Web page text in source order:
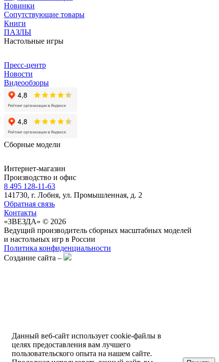
Новинки
Сопутствующие товары
Книги
ПАЗЛЫ
Настольные игры
Пресс-центр
Новости
Видеообзоры
Сборные модели
Интернет-магазин
Производство и офис
8 495 128-11-63
141730, г. Лобня, ул. Промышленная, д. 2
Обратная связь
Контакты
«ЗВЕЗДА» © 2026
Ведущий производитель сборных масштабных моделей
и настольных игр в России
Политика конфиденциальности
Создание сайта –
Данный веб-сайт использует cookie-файлы в
целях предоставления вам лучшего
пользовательского опыта на нашем сайте.